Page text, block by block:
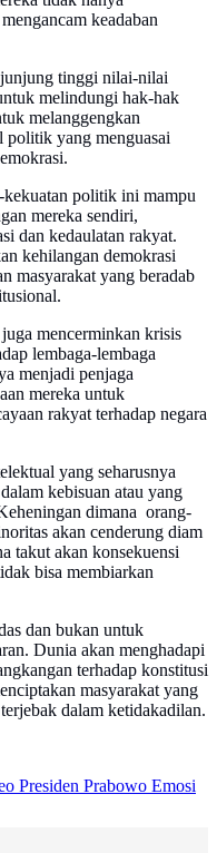
keadaban
tinggi nilai-nilai
melindungi hak-hak
melanggengkan
politik yang menguasai
politik ini mampu
mereka sendiri,
dan kedaulatan rakyat.
kehilangan demokrasi
masyarakat yang beradab
mencerminkan krisis
lembaga-lembaga
menjadi penjaga
mereka untuk
rakyat terhadap negara
yang seharusnya
kebisuan atau yang
dimana orang-
akan cenderung diam
takut akan konsekuensi
bisa membiarkan
dan bukan untuk
Dunia akan menghadapi
terhadap konstitusi
masyarakat yang
dalam ketidakadilan.
Presiden Prabowo Emosi